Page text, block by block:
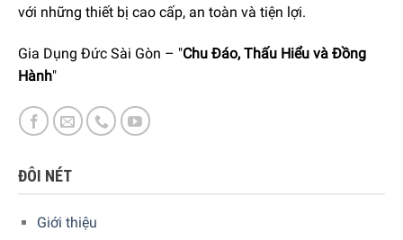
Delonghi Nespresso Essenza Mini EN 85.WAE
tiết kiệm năng lượng nhất có thể.
với những thiết bị cao cấp, an toàn và tiện lợi.
Gia Dụng Đức Sài Gòn – "Chu Đáo, Thấu Hiểu và Đồng
Hành"
ĐÔI NÉT
Giới thiệu